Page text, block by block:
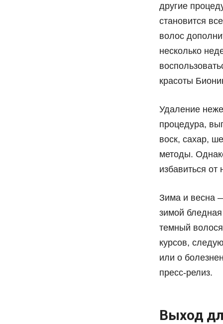
другие
становится
волос
несколько
красоты
Удаление
процедура,
воск, сахар,
методы.
избавиться
Зима и весна
зимой
темный
курсов,
или о
пресс-релиз.
Выход